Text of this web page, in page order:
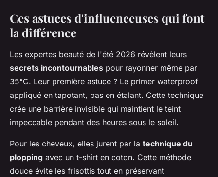
Ces astuces d'influenceuses qui font
la différence
Les expertes beauté de l'été 2026 révèlent leurs
secrets incontournables pour rayonner même par
35°C. Leur première astuce ? Le primer waterproof
appliqué en tapotant, pas en étalant. Cette technique
crée une barrière invisible qui maintient le teint
impeccable pendant des heures sous le soleil.
Pour les cheveux, elles jurent par la technique du
plopping avec un t-shirt en coton. Cette méthode
douce évite les frisottis tout en préservant